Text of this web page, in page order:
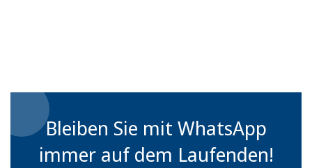
Bleiben Sie mit WhatsApp
immer auf dem Laufenden!